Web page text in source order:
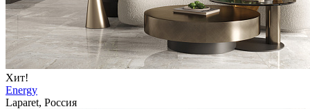
Хит!
Energy
Laparet, Россия